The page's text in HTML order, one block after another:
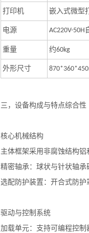
打印机 嵌入式微型
电源 AC220V-50H
重量 约60kg
外形尺寸
三， 设备构成与特点综合性
核心机械结构
主体框架采用非腐蚀结构铝
精密轴承：球状与针状轴承
选配防护装置 ：开合式防
驱动与控制系统
加载单元：支持可编程控制